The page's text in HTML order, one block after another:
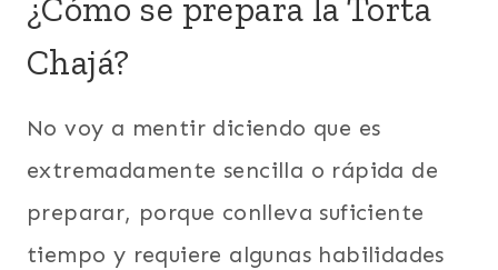
¿Cómo se prepara la Torta
Chajá?
No voy a mentir diciendo que es
extremadamente sencilla o rápida de
preparar, porque conlleva suficiente
tiempo y requiere algunas habilidades